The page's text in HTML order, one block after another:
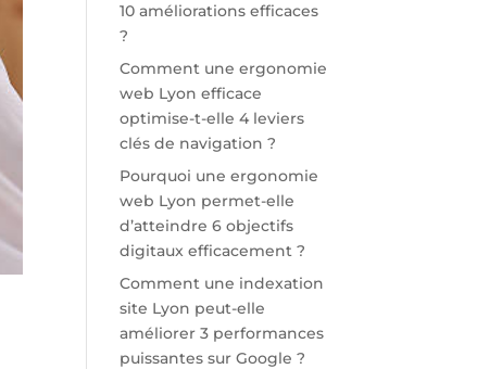
10 améliorations efficaces
?
Comment une ergonomie
web Lyon efficace
optimise-t-elle 4 leviers
clés de navigation ?
Pourquoi une ergonomie
web Lyon permet-elle
d’atteindre 6 objectifs
digitaux efficacement ?
Comment une indexation
site Lyon peut-elle
améliorer 3 performances
puissantes sur Google ?